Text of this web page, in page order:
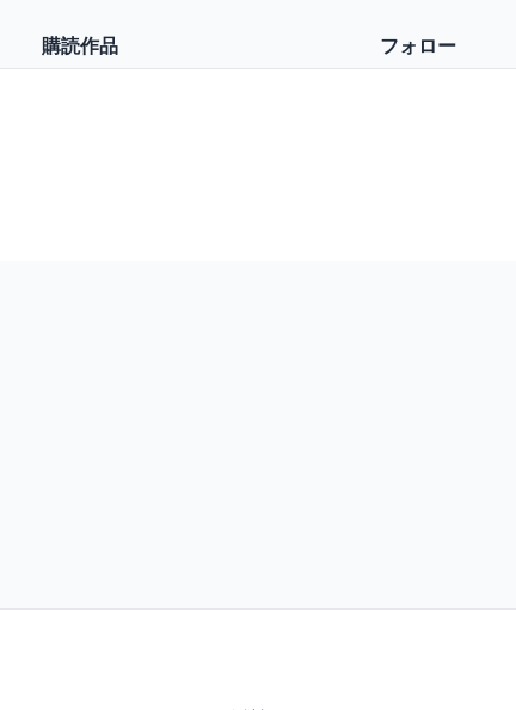
購読作品 フォロー